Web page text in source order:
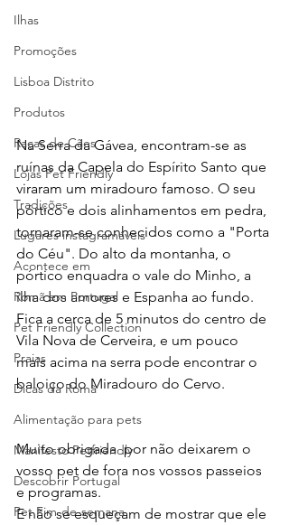
Ilhas
Promoções
Lisboa Distrito
Produtos
Raças de Cães
Lojas Pet Friendly
Tradições
Lugares instagramáveis
Acontece em
Romã em Portugal
Pet Friendly Collection
Praias
Dicas da Romã
Alimentação para pets
Manifesto Petfriendly
Descobrir Portugal
Pet Fim-de-semana
Na Serra da Gávea, encontram-se as
ruínas da Capela do Espírito Santo que
viraram um miradouro famoso. O seu
pórtico e dois alinhamentos em pedra,
tornaram-se conhecidos como a "Porta
do Céu". Do alto da montanha, o
pórtico enquadra o vale do Minho, a
ilha dos amores e Espanha ao fundo.
Fica a cerca de 5 minutos do centro de
Vila Nova de Cerveira, e um pouco
mais acima na serra pode encontrar o
baloiço do Miradouro do Cervo.
Muito obrigada  por não deixarem o
vosso pet de fora nos vossos passeios
e programas.
E não se esqueçam de mostrar que ele